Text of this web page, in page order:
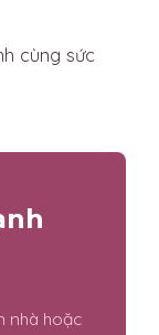
cùng sức
nhà hoặc